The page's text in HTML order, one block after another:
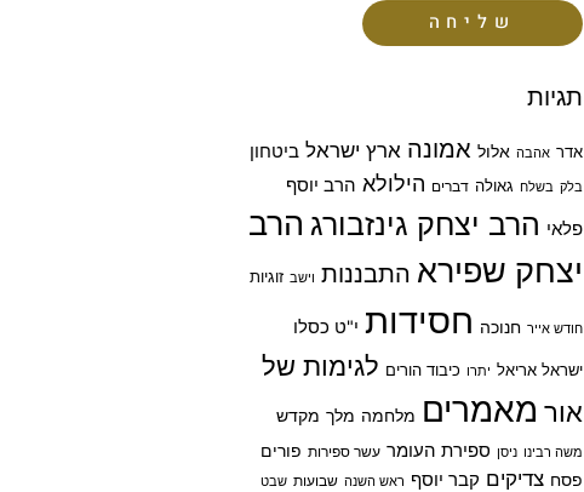
שליחה
תגיות
אדר אהבה אלול אמונה ארץ ישראל ביטחון
בלק בשלח גאולה דברים הילולא הרב יוסף
פלאי הרב יצחק גינזבורג הרב
יצחק שפירא התבננות וישב זוגיות
חודש אייר חנוכה חסידות י"ט כסלו
ישראל אריאל יתרו כיבוד הורים לגימות של
אור מאמרים מלחמה מלך מקדש
משה רבינו ניסן ספירת העומר עשר ספירות פורים
פסח צדיקים קבר יוסף ראש השנה שבועות שבט